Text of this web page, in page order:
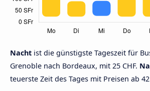
Nacht ist die günstigste Tageszeit für
Grenoble nach Bordeaux, mit 25 CHF.
teuerste Zeit des Tages mit Preisen ab 42